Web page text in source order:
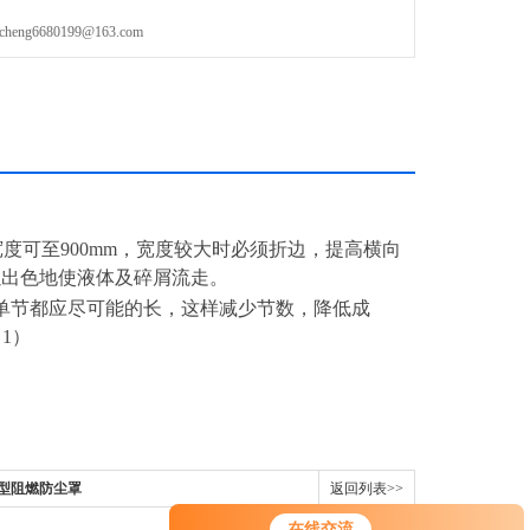
可至900mm，宽度较大时必须折边，提高横向
色地使液体及碎屑流走。
都应尽可能的长，这样减少节数，降低成
阻燃防尘罩 返回列表>>